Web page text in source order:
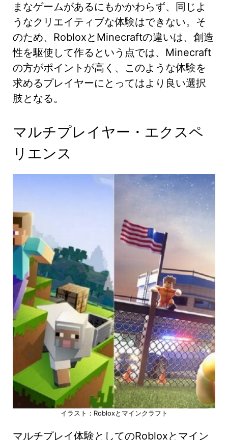
まなゲームがあるにもかかわらず、同じよ
うなクリエイティブな体験はできない。そ
のため、RobloxとMinecraftの違いは、創造
性を駆使して作るという点では、Minecraft
の方がポイントが高く、このような体験を
求めるプレイヤーにとってはより良い選択
肢となる。
マルチプレイヤー・エクスペ
リエンス
イラスト：Robloxとマインクラフト
マルチプレイ体験としてのRobloxとマイン